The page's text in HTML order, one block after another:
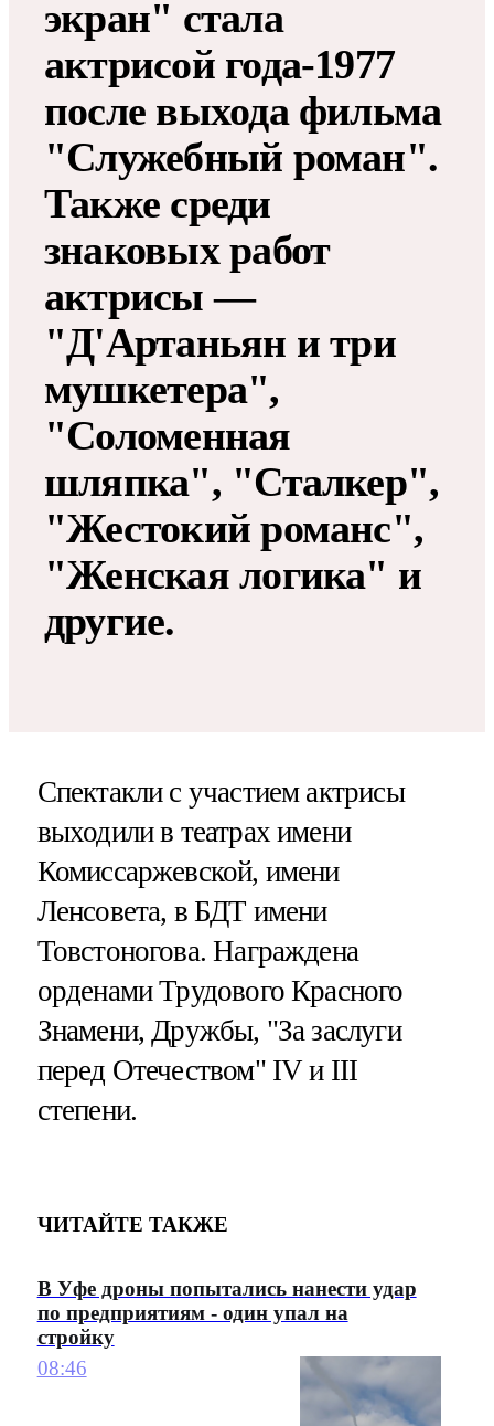
экран" стала
актрисой года-1977
после выхода фильма
"Служебный роман".
Также среди
знаковых работ
актрисы —
"Д'Артаньян и три
мушкетера",
"Соломенная
шляпка", "Сталкер",
"Жестокий романс",
"Женская логика" и
другие.
Спектакли с участием актрисы
выходили в театрах имени
Комиссаржевской, имени
Ленсовета, в БДТ имени
Товстоногова. Награждена
орденами Трудового Красного
Знамени, Дружбы, "За заслуги
перед Отечеством" IV и III
степени.
ЧИТАЙТЕ ТАКЖЕ
В Уфе дроны попытались нанести удар
по предприятиям - один упал на
стройку
08:46